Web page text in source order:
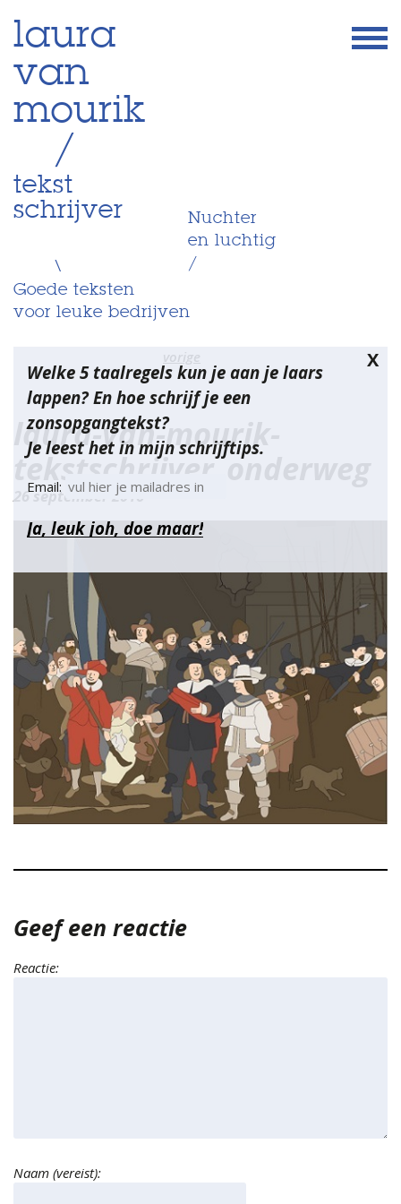
Skip
to
content
laura
van
mourik
/
tekst
schrijver
\
Nuchter
en luchtig
/
Goede teksten
voor leuke bedrijven
X
Welke 5 taalregels kun je aan je laars
lappen? En hoe schrijf je een
zonsopgangtekst?
Je leest het in mijn schrijftips.
Email:
Bericht
navigatie
vorige
laura-van-mourik-
tekstschrijver_onderweg
26 september 2016
Geef een reactie
Reactie:
Naam (vereist):